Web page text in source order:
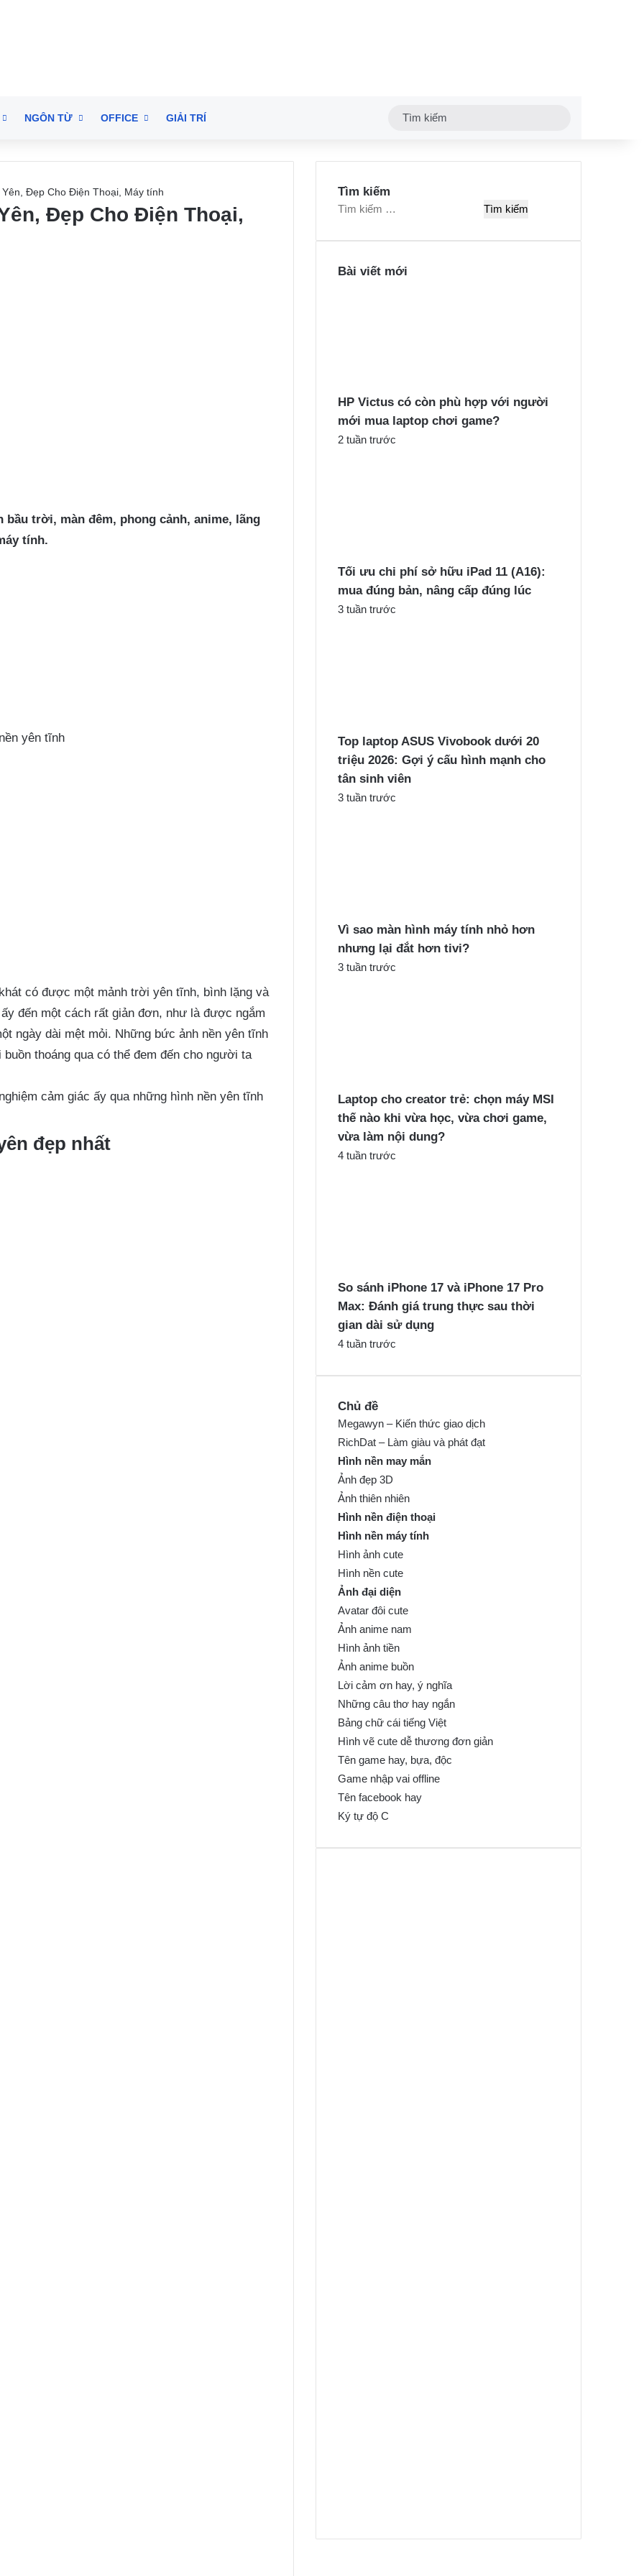
NGÔN TỪ OFFICE GIẢI TRÍ
Đẹp Cho Điện Thoại, Máy tính
Đẹp Cho Điện Thoại,
trời, màn đêm, phong cảnh, anime, lãng
tính.
yên tĩnh
có được một mảnh trời yên tĩnh, bình lặng và
đến một cách rất giản đơn, như là được ngắm
ngày dài mệt mỏi. Những bức ảnh nền yên tĩnh
thoáng qua có thể đem đến cho người ta
cảm giác ấy qua những hình nền yên tĩnh
đẹp nhất
Tìm kiếm
T
k
:
Bài viết mới
HP Victus có còn phù hợp với người
mới mua laptop chơi game?
2 tuần trước
Tối ưu chi phí sở hữu iPad 11 (A16):
mua đúng bản, nâng cấp đúng lúc
3 tuần trước
Top laptop ASUS Vivobook dưới 20
triệu 2026: Gợi ý cấu hình mạnh cho
tân sinh viên
3 tuần trước
Vì sao màn hình máy tính nhỏ hơn
nhưng lại đắt hơn tivi?
3 tuần trước
Laptop cho creator trẻ: chọn máy MSI
thế nào khi vừa học, vừa chơi game,
vừa làm nội dung?
4 tuần trước
So sánh iPhone 17 và iPhone 17 Pro
Max: Đánh giá trung thực sau thời
gian dài sử dụng
4 tuần trước
Chủ đề
Megawyn – Kiến thức giao dịch
RichDat – Làm giàu và phát đạt
Hình nền may mắn
Ảnh đẹp 3D
Ảnh thiên nhiên
Hình nền điện thoại
Hình nền máy tính
Hình ảnh cute
Hình nền cute
Ảnh đại diện
Avatar đôi cute
Ảnh anime nam
Hình ảnh tiền
Ảnh anime buồn
Lời cảm ơn hay, ý nghĩa
Những câu thơ hay ngắn
Bảng chữ cái tiếng Việt
Hình vẽ cute dễ thương đơn giản
Tên game hay, bựa, độc
Game nhập vai offline
Tên facebook hay
Ký tự độ C